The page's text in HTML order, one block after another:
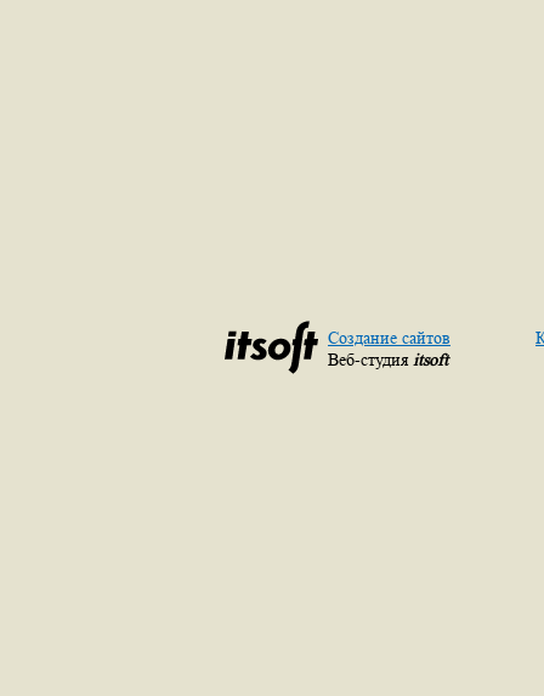
Создание сайтов
Веб-студия itsoft